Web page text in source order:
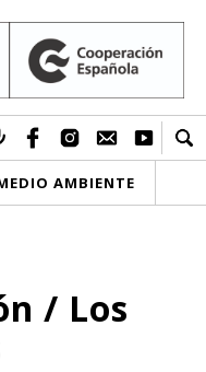
AMBIENTE
/ Los